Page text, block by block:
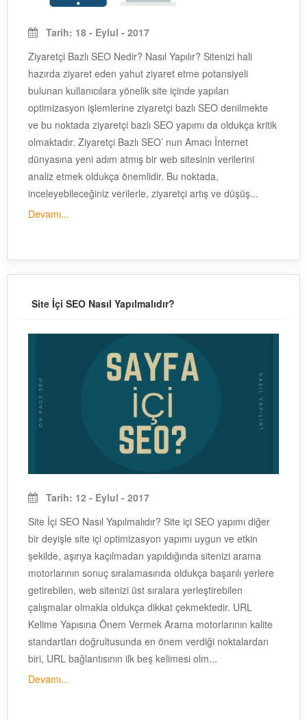
Tarih: 18 - Eylul - 2017
Ziyaretçi Bazlı SEO Nedir? Nasıl Yapılır? Sitenizi hali
hazırda ziyaret eden yahut ziyaret etme potansiyeli
bulunan kullanıcılara yönelik site içinde yapılan
optimizasyon işlemlerine ziyaretçi bazlı SEO denilmekte
ve bu noktada ziyaretçi bazlı SEO yapımı da oldukça kritik
olmaktadır. Ziyaretçi Bazlı SEO’ nun Amacı İnternet
dünyasına yeni adım atmış bir web sitesinin verilerini
analiz etmek oldukça önemlidir. Bu noktada,
inceleyebileceğiniz verilerle, ziyaretçi artış ve düşüş...
Devamı...
Site İçi SEO Nasıl Yapılmalıdır?
Tarih: 12 - Eylul - 2017
Site İçi SEO Nasıl Yapılmalıdır? Site içi SEO yapımı diğer
bir deyişle site içi optimizasyon yapımı uygun ve etkin
şekilde, aşırıya kaçılmadan yapıldığında sitenizi arama
motorlarının sonuç sıralamasında oldukça başarılı yerlere
getirebilen, web sitenizi üst sıralara yerleştirebilen
çalışmalar olmakla oldukça dikkat çekmektedir. URL
Kelime Yapısına Önem Vermek Arama motorlarının kalite
standartları doğrultusunda en önem verdiği noktalardan
biri, URL bağlantısının ilk beş kelimesi olm...
Devamı...